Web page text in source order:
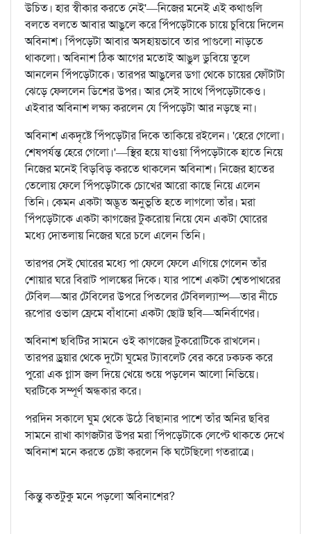
উচিত। হার স্বীকার করতে নেই'—নিজের মনেই এই কথাগুলি
বলতে বলতে আবার আঙুলে করে পিঁপড়েটাকে চায়ে চুবিয়ে দিলেন
অবিনাশ। পিঁপড়েটা আবার অসহায়ভাবে তার পাগুলো নাড়তে
থাকলো। অবিনাশ ঠিক আগের মতোই আঙুল ডুবিয়ে তুলে
আনলেন পিঁপড়েটাকে। তারপর আঙুলের ডগা থেকে চায়ের ফোঁটাটা
ঝেড়ে ফেললেন ডিশের উপর। আর সেই সাথে পিঁপড়েটাকেও।
এইবার অবিনাশ লক্ষ্য করলেন যে পিঁপড়েটা আর নড়ছে না।
অবিনাশ একদৃষ্টে পিঁপড়েটার দিকে তাকিয়ে রইলেন। 'হেরে গেলো।
শেষপর্যন্ত হেরে গেলো।'—স্থির হয়ে যাওয়া পিঁপড়েটাকে হাতে নিয়ে
নিজের মনেই বিড়বিড় করতে থাকলেন অবিনাশ। নিজের হাতের
তেলোয় ফেলে পিঁপড়েটাকে চোখের আরো কাছে নিয়ে এলেন
তিনি। কেমন একটা অদ্ভূত অনুভূতি হতে লাগলো তাঁর। মরা
পিঁপড়েটাকে একটা কাগজের টুকরোয় নিয়ে যেন একটা ঘোরের
মধ্যে দোতলায় নিজের ঘরে চলে এলেন তিনি।
তারপর সেই ঘোরের মধ্যে পা ফেলে ফেলে এগিয়ে গেলেন তাঁর
শোয়ার ঘরে বিরাট পালঙ্কের দিকে। যার পাশে একটা শ্বেতপাথরের
টেবিল—আর টেবিলের উপরে পিতলের টেবিলল্যাম্প—তার নীচে
রূপোর ওভাল ফ্রেমে বাঁধানো একটা ছোট্ট ছবি—অনির্বাণের।
অবিনাশ ছবিটির সামনে ওই কাগজের টুকরোটিকে রাখলেন।
তারপর ড্রয়ার থেকে দুটো ঘুমের ট্যাবলেট বের করে ঢকঢক করে
পুরো এক গ্লাস জল দিয়ে খেয়ে শুয়ে পড়লেন আলো নিভিয়ে।
ঘরটিকে সম্পূর্ণ অন্ধকার করে।
পরদিন সকালে ঘুম থেকে উঠে বিছানার পাশে তাঁর অনির ছবির
সামনে রাখা কাগজটার উপর মরা পিঁপড়েটাকে লেপ্টে থাকতে দেখে
অবিনাশ মনে করতে চেষ্টা করলেন কি ঘটেছিলো গতরাত্রে।
কিন্তু কতটুকু মনে পড়লো অবিনাশের?